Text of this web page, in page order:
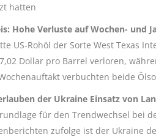
hatten
Hohe Verluste auf Wochen- und
US-Rohöl der Sorte West Texas
Dollar pro Barrel verloren,
verbuchten beide
der Ukraine Einsatz von
für den Trendwechsel bei
zufolge ist der Ukraine